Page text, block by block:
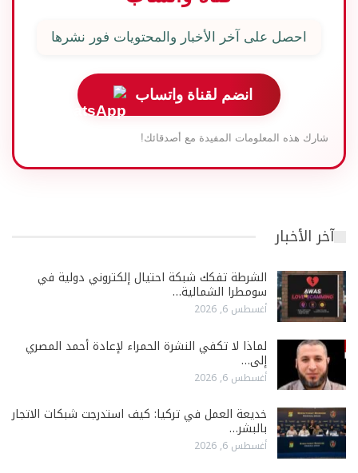
احصل على آخر الأخبار والمحتويات فور نشرها
انضم لقناة واتساب
شارك هذه المعلومات المفيدة مع أصدقائك!
آخر الأخبار
الشرطة تفكك شبكة احتيال إلكتروني دولية في
سومطرا الشمالية…
أغسطس 6, 2026
لماذا لا تكفي النشرة الحمراء لإعادة أحمد المصري
إلى…
أغسطس 6, 2026
خديعة العمل في تركيا: كيف استدرجت شبكات الاتجار
بالبشر…
أغسطس 6, 2026